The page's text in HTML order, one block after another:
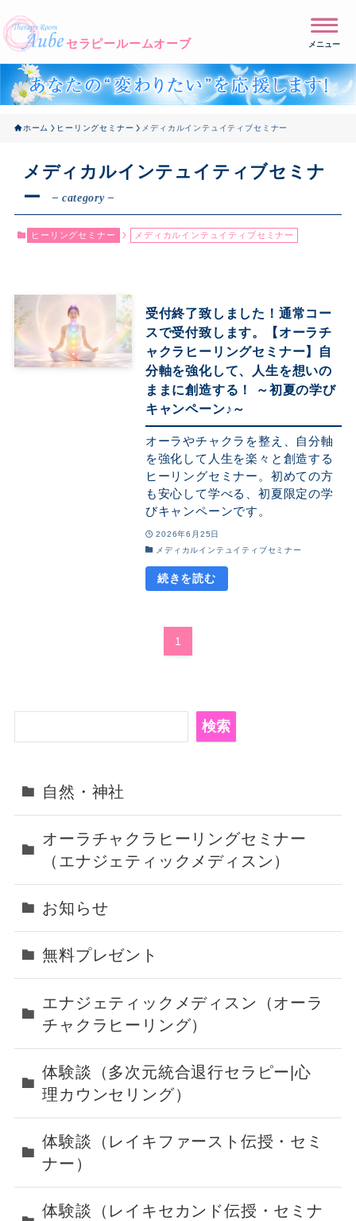
メニュー
ホーム ヒーリングセミナー メディカルインテュイティブセミナー
メディカルインテュイティブセミナ
ー
– category –
ヒーリングセミナー メディカルインテュイティブセミナー
受付終了致しました！通常コー
スで受付致します。【オーラチ
ャクラヒーリングセミナー】自
分軸を強化して、人生を想いの
ままに創造する！ ～初夏の学び
キャンペーン♪～
オーラやチャクラを整え、自分軸
を強化して人生を楽々と創造する
ヒーリングセミナー。初めての方
も安心して学べる、初夏限定の学
びキャンペーンです。
2026年6月25日
メディカルインテュイティブセミナー
1
索
検索
自然・神社
オーラチャクラヒーリングセミナー
（エナジェティックメディスン）
お知らせ
無料プレゼント
エナジェティックメディスン（オーラ
チャクラヒーリング）
体験談（多次元統合退行セラピー|心
理カウンセリング）
体験談（レイキファースト伝授・セミ
ナー）
体験談（レイキセカンド伝授・セミナ